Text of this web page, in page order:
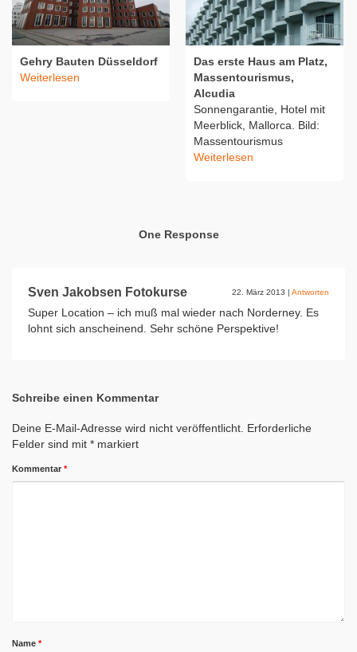
Gehry Bauten Düsseldorf
Weiterlesen
Das erste Haus am Platz,
Massentourismus,
Alcudia
Sonnengarantie, Hotel mit
Meerblick, Mallorca. Bild:
Massentourismus
Weiterlesen
One Response
Sven Jakobsen Fotokurse 22. März 2013 | Antworten
Super Location – ich muß mal wieder nach Norderney. Es
lohnt sich anscheinend. Sehr schöne Perspektive!
Schreibe einen Kommentar
Deine E-Mail-Adresse wird nicht veröffentlicht. Erforderliche
Felder sind mit * markiert
Kommentar *
Name *